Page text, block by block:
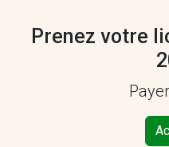
Prenez votre